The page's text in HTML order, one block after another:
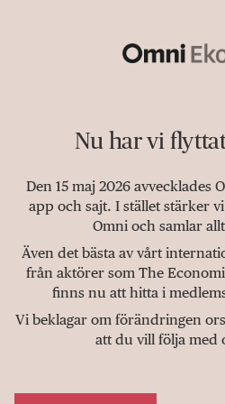
Nu har vi
Den 15 maj 2026 avvecklades
app och sajt. I stället stärker
Omni och samlar
Även det bästa av vårt
från aktörer som The
finns nu att hitta i
Vi beklagar om förändringen
att du vill följa med